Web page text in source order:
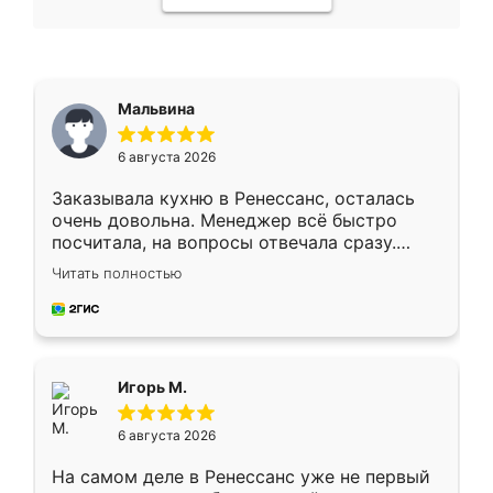
Мальвина
6 августа 2026
Заказывала кухню в Ренессанс, осталась
очень довольна. Менеджер всё быстро
посчитала, на вопросы отвечала сразу.
Замерщик приехал в субботу, подошёл к
делу со всей ответственностью. Собрали
за день, ребята работали аккуратно, даже
Читать полностью
Игорь М.
6 августа 2026
На самом деле в Ренессанс уже не первый